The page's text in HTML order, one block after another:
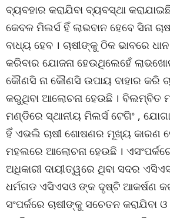
ବ୍ୟବହାର କରାଯିବା ବ୍ୟବସ୍ଥା
କେବଳ ମିଲର୍ସ ହିଁ ଲାଭବାନ ହେବେ ସିନା
ବାଧ୍ୟ ହେବ । ଚାଷୀଙ୍କୁ ଠିକ ଭାବରେ
କରିବାର ଯୋଜନା ହେଉଥିଲେହେଁ
କୌଣସି ନା କୌଣସି ଉପାୟ ବାହାର କରି
କରୁଥିବା ଆଲୋଚନା ହେଉଛି । ବିଲମ୍ବିତ
ମଣ୍ଡିରେ ସ୍ଥାନୀୟ ମିଲର୍ସ ଟେଗିଂ ,
ହିଁ ଏଭଲି ଚାଷୀ ଶୋଷଣର ମୂଖ୍ୟ କାରଣ
ମହଲରେ ଆଲୋଚନା ହେଉଛି ।
ଅଧିକାରୀ ଦାୟୀତ୍ୱରେ ଥିବା ସଦର
ଧର୍ମଗଡ ଏସିଏସଓ ଙ୍କ ଦୃଷ୍ଟି ଆକର୍ଷଣ
ସଂପର୍କରେ ଚାଷୀଙ୍କୁ ସଚେତନ କରାଯିବା